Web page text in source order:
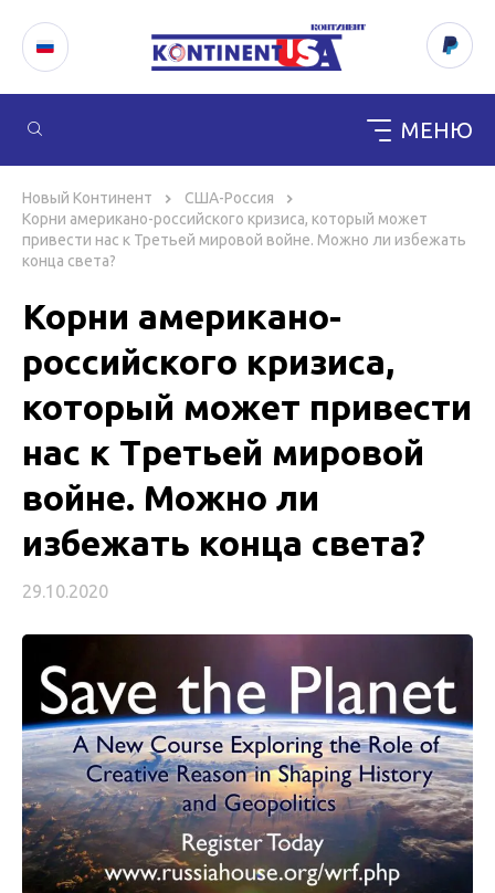
МЕНЮ
содержимому
Новый Континент
США-Россия
Корни американо-российского кризиса, который может
привести нас к Третьей мировой войне. Можно ли избежать
конца света?
Корни американо-
российского кризиса,
который может привести
нас к Третьей мировой
войне. Можно ли
избежать конца света?
29.10.2020